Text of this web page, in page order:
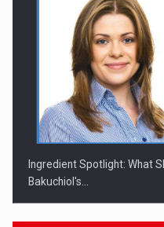
Ingredient Spotlight: What
Bakuchiol's…